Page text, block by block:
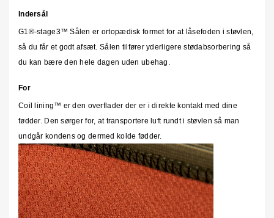
Indersål
G1®-stage3™ Sålen er ortopædisk formet for at låsefoden i støvlen,
så du får et godt afsæt. Sålen tilfører yderligere stødabsorbering så
du kan bære den hele dagen uden ubehag.
For
Coil lining™ er den overflader der er i direkte kontakt med dine
fødder. Den sørger for, at transportere luft rundt i støvlen så man
undgår kondens og dermed kolde fødder.